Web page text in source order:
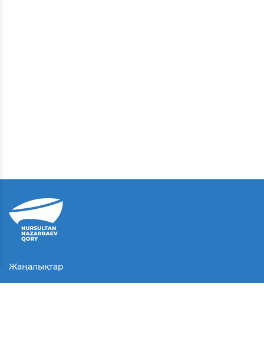
Жаңалықтар